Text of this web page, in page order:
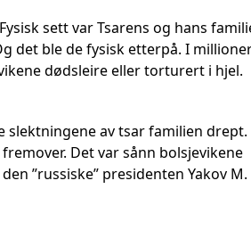
sett var Tsarens og hans
det ble de fysisk etterpå. I
dødsleire eller torturert i hjel.
slektningene av tsar familien drept.
Det var sånn bolsjevikene
”russiske” presidenten Yakov M.